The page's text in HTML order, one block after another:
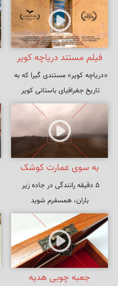
فیلم مستند دریاچه کویر
«دریاچه کویر» مستندی گیرا که به
تاریخ جغرافیای باستانی کویر
مرکزی ایران می‌پردازد.
به سوی عمارت کوشک
سرهنگ آباد
۵ دقیقه رانندگی در جاده زیر
باران، همسفرم شوید
جعبه چوبی هدیه